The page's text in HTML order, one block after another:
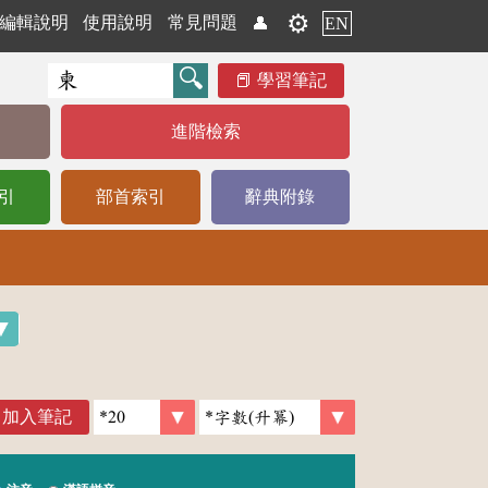
編輯說明 使用說明 常見問題 👤 ⚙️ EN
學習筆記
進階檢索
部首索引 辭典附錄
加入筆記